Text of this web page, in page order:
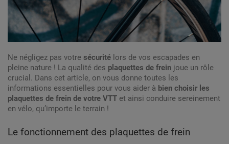
Ne négligez pas votre sécurité lors de vos escapades en
pleine nature ! La qualité des plaquettes de frein joue un rôle
crucial. Dans cet article, on vous donne toutes les
informations essentielles pour vous aider à bien choisir les
plaquettes de frein de votre VTT et ainsi conduire sereinement
en vélo, qu’importe le terrain !
Le fonctionnement des plaquettes de frein